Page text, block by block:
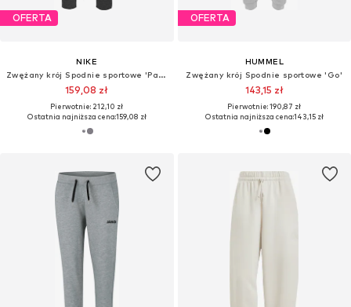
OFERTA
NIKE
Zwężany krój Spodnie sportowe 'Park 20'
159,08 zł
Pierwotnie: 212,10 zł
Ostatnia najniższa cena:159,08 zł
OFERTA
HUMMEL
Zwężany krój Spodnie sportowe 'Go'
143,15 zł
Pierwotnie: 190,87 zł
Ostatnia najniższa cena:143,15 zł